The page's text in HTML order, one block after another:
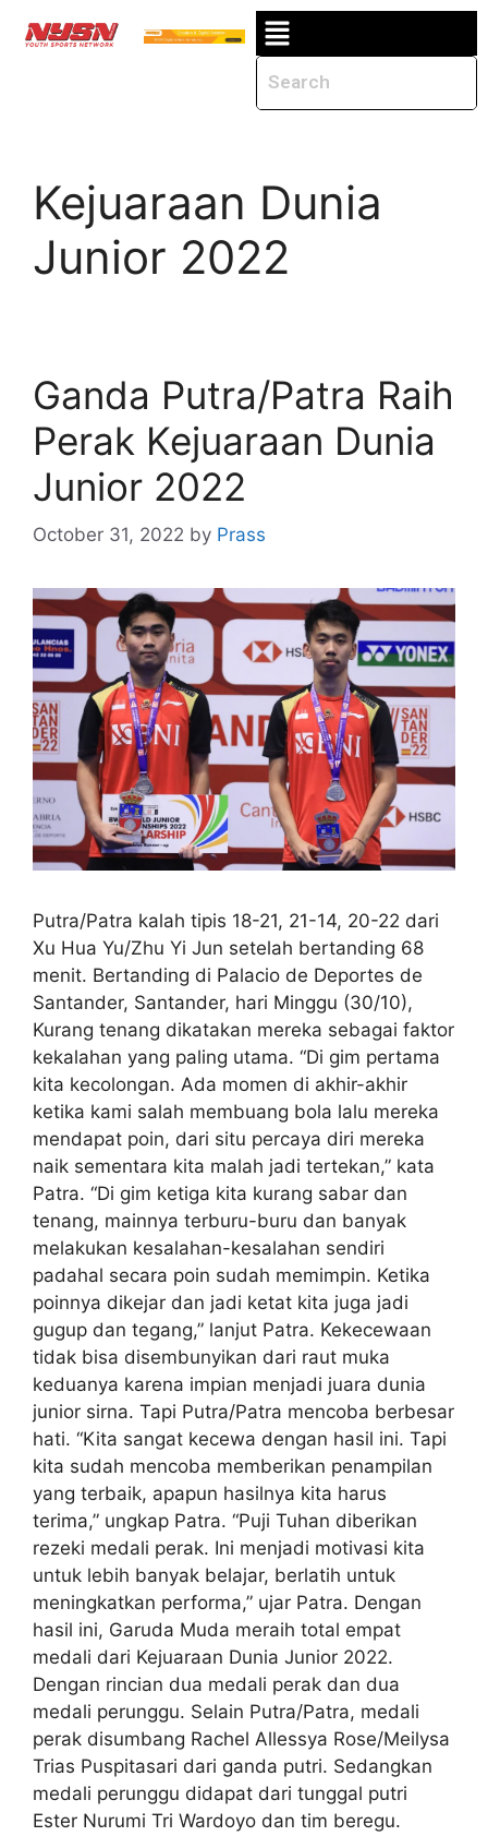
Kejuaraan Dunia
Junior 2022
Ganda Putra/Patra Raih
Perak Kejuaraan Dunia
Junior 2022
October 31, 2022 by Prass
Putra/Patra kalah tipis 18-21, 21-14, 20-22 dari
Xu Hua Yu/Zhu Yi Jun setelah bertanding 68
menit. Bertanding di Palacio de Deportes de
Santander, Santander, hari Minggu (30/10),
Kurang tenang dikatakan mereka sebagai faktor
kekalahan yang paling utama. “Di gim pertama
kita kecolongan. Ada momen di akhir-akhir
ketika kami salah membuang bola lalu mereka
mendapat poin, dari situ percaya diri mereka
naik sementara kita malah jadi tertekan,” kata
Patra. “Di gim ketiga kita kurang sabar dan
tenang, mainnya terburu-buru dan banyak
melakukan kesalahan-kesalahan sendiri
padahal secara poin sudah memimpin. Ketika
poinnya dikejar dan jadi ketat kita juga jadi
gugup dan tegang,” lanjut Patra. Kekecewaan
tidak bisa disembunyikan dari raut muka
keduanya karena impian menjadi juara dunia
junior sirna. Tapi Putra/Patra mencoba berbesar
hati. “Kita sangat kecewa dengan hasil ini. Tapi
kita sudah mencoba memberikan penampilan
yang terbaik, apapun hasilnya kita harus
terima,” ungkap Patra. “Puji Tuhan diberikan
rezeki medali perak. Ini menjadi motivasi kita
untuk lebih banyak belajar, berlatih untuk
meningkatkan performa,” ujar Patra. Dengan
hasil ini, Garuda Muda meraih total empat
medali dari Kejuaraan Dunia Junior 2022.
Dengan rincian dua medali perak dan dua
medali perunggu. Selain Putra/Patra, medali
perak disumbang Rachel Allessya Rose/Meilysa
Trias Puspitasari dari ganda putri. Sedangkan
medali perunggu didapat dari tunggal putri
Ester Nurumi Tri Wardoyo dan tim beregu.